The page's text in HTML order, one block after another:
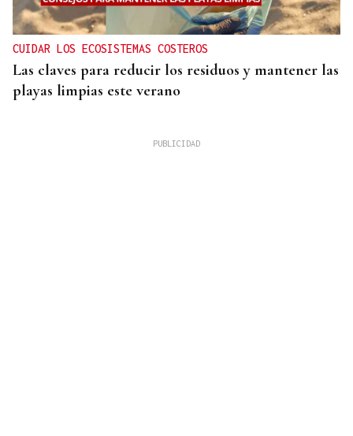
CUIDAR LOS ECOSISTEMAS COSTEROS
Las claves para reducir los residuos y mantener las
playas limpias este verano